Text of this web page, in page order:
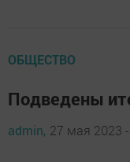
ОБЩЕСТВО
Подведены
admin, 27 мая 2023